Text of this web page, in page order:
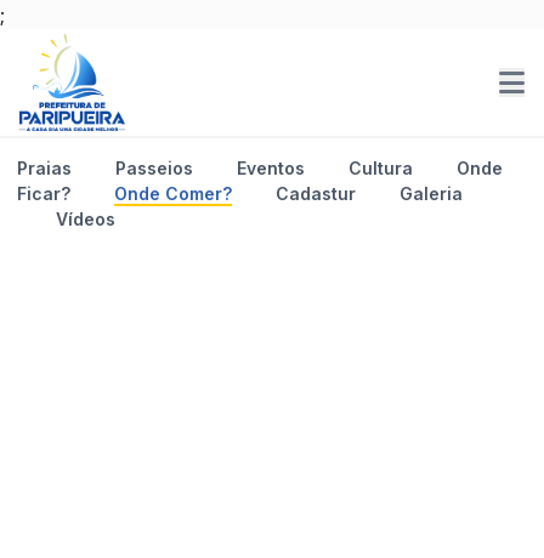
;
Praias Passeios Eventos Cultura
Onde
Ficar?
Onde Comer? Cadastur
Galeria
Vídeos